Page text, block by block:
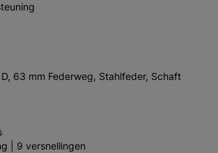
63 mm Federweg, Stahlfeder, Schaft
| 9 versnellingen